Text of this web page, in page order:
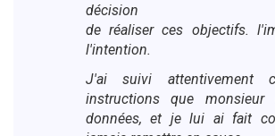
décision
de réaliser ces objectifs.
l'intention.
J'ai suivi attentivement
instructions que monsieur
données, et je lui ai fait